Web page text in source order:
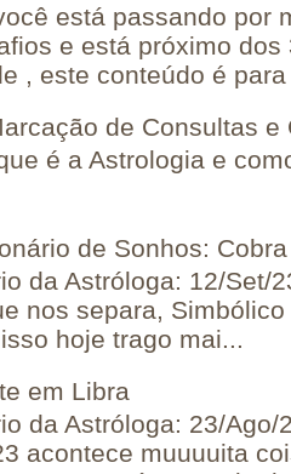
está passando por
e está próximo
, este conteúdo é
de Consultas e
é a Astrologia e
de Sonhos: Cobra
da Astróloga: 12/Set/
nos separa,
hoje trago mai...
em Libra
da Astróloga: 23/
acontece muuuuita